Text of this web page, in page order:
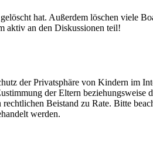
hat. Außerdem löschen viele
aktiv an den Diskussionen teil!
der Privatsphäre von Kindern im
der Eltern beziehungsweise
Beistand zu Rate. Bitte
werden.